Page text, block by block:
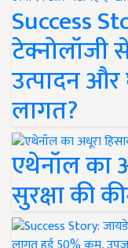
Success
टेक्नोलॉजी
उत्पादन
लागत?
एथेनॉल का
सुरक्षा की